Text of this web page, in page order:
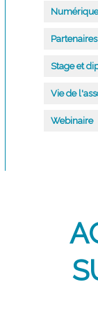
Partenaires
Stage et
Vie de
Webinaire